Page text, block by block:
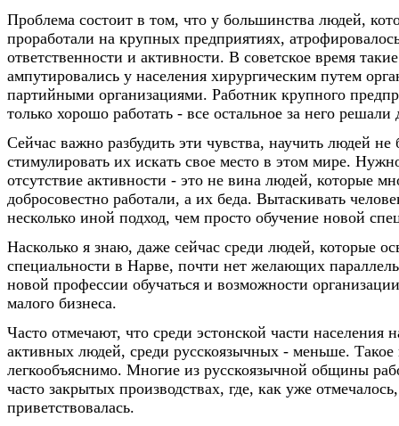
Проблема состоит в том, что у большинства людей,
проработали на крупных предприятиях,
ответственности и активности. В советское время
ампутировались у населения хирургическим путем
партийными организациями. Работник крупного
только хорошо работать - все остальное за него решали
Сейчас важно разбудить эти чувства, научить людей не
стимулировать их искать свое место в этом мире.
отсутствие активности - это не вина людей, которые
добросовестно работали, а их беда. Вытаскивать
несколько иной подход, чем просто обучение новой
Насколько я знаю, даже сейчас среди людей, которые
специальности в Нарве, почти нет желающих
новой профессии обучаться и возможности
малого бизнеса.
Часто отмечают, что среди эстонской части населения
активных людей, среди русскоязычных - меньше.
легкообъяснимо. Многие из русскоязычной общины
часто закрытых производствах, где, как уже
приветствовалась.